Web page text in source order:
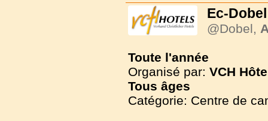
Ec-Dobel
@Dobel,
Toute l'année
Organisé par: VCH
Tous âges
Catégorie: Centre de